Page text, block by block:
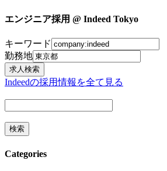
エンジニア採用 @ Indeed Tokyo
キーワード
勤務地
Indeedの採用情報を全て見る
Categories